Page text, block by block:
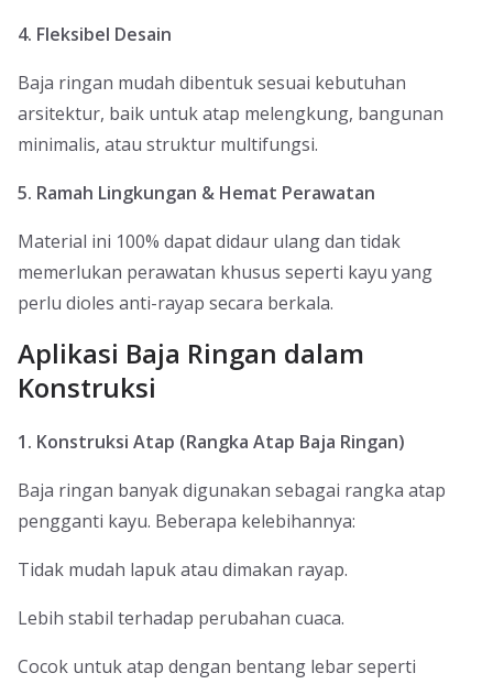
4. Fleksibel Desain
Baja ringan mudah dibentuk sesuai kebutuhan
arsitektur, baik untuk atap melengkung, bangunan
minimalis, atau struktur multifungsi.
5. Ramah Lingkungan & Hemat Perawatan
Material ini 100% dapat didaur ulang dan tidak
memerlukan perawatan khusus seperti kayu yang
perlu dioles anti-rayap secara berkala.
Aplikasi Baja Ringan dalam
Konstruksi
1. Konstruksi Atap (Rangka Atap Baja Ringan)
Baja ringan banyak digunakan sebagai rangka atap
pengganti kayu. Beberapa kelebihannya:
Tidak mudah lapuk atau dimakan rayap.
Lebih stabil terhadap perubahan cuaca.
Cocok untuk atap dengan bentang lebar seperti